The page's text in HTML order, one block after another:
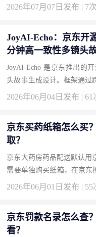
称。按此获取正版，畅享品
2026年07月07日发布 | 7
JoyAI-Echo：京东开
分钟高一致性多镜头
JoyAI-Echo 是京东推出的
头故事生成设计。框架通过
r Agent 对话式编辑和轻量
2026年06月04日发布 | 61
京东买药纸箱怎么买
取？
京东大药房药品配送默认用
需要单独购买纸箱，在京东
东自营也有“搬家纸箱”可
2026年06月01日发布 | 55
京东罚款名录怎么查
看？